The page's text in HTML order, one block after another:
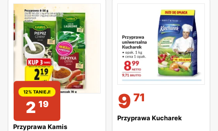
12% TANIEJ!
2 19
Przyprawa Kamis
9 71
Przyprawa Kucharek